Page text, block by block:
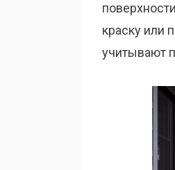
краску или
учитывают